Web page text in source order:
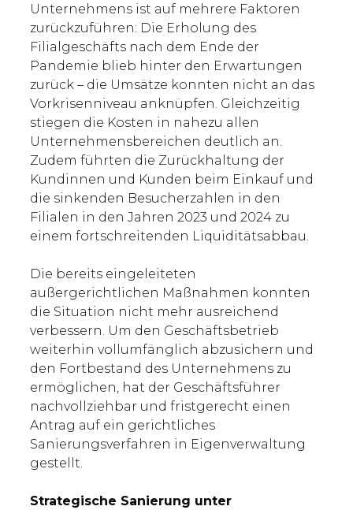
Unternehmens ist auf mehrere Faktoren
zurückzuführen: Die Erholung des
Filialgeschäfts nach dem Ende der
Pandemie blieb hinter den Erwartungen
zurück – die Umsätze konnten nicht an das
Vorkrisenniveau anknüpfen. Gleichzeitig
stiegen die Kosten in nahezu allen
Unternehmensbereichen deutlich an.
Zudem führten die Zurückhaltung der
Kundinnen und Kunden beim Einkauf und
die sinkenden Besucherzahlen in den
Filialen in den Jahren 2023 und 2024 zu
einem fortschreitenden Liquiditätsabbau.
Die bereits eingeleiteten
außergerichtlichen Maßnahmen konnten
die Situation nicht mehr ausreichend
verbessern. Um den Geschäftsbetrieb
weiterhin vollumfänglich abzusichern und
den Fortbestand des Unternehmens zu
ermöglichen, hat der Geschäftsführer
nachvollziehbar und fristgerecht einen
Antrag auf ein gerichtliches
Sanierungsverfahren in Eigenverwaltung
gestellt.
Strategische Sanierung unter